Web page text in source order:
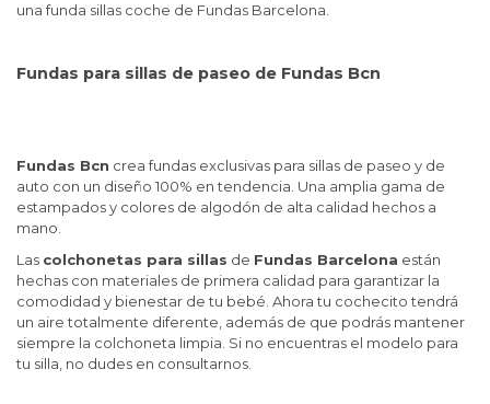
una funda sillas coche de Fundas Barcelona.
Fundas para sillas de paseo de Fundas Bcn
Fundas Bcn crea fundas exclusivas para sillas de paseo y de
auto con un diseño 100% en tendencia. Una amplia gama de
estampados y colores de algodón de alta calidad hechos a
mano.
Las colchonetas para sillas de Fundas Barcelona están
hechas con materiales de primera calidad para garantizar la
comodidad y bienestar de tu bebé. Ahora tu cochecito tendrá
un aire totalmente diferente, además de que podrás mantener
siempre la colchoneta limpia. Si no encuentras el modelo para
tu silla, no dudes en consultarnos.